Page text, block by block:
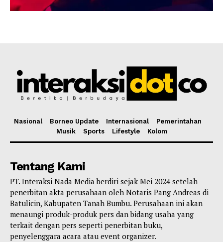
Nasional Borneo Update Internasional
Pemerintahan
Musik
Sports Lifestyle Kolom
Tentang Kami
PT. Interaksi Nada Media berdiri sejak Mei 2024 setelah
penerbitan akta perusahaan oleh Notaris Pang Andreas di
Batulicin, Kabupaten Tanah Bumbu. Perusahaan ini akan
menaungi produk-produk pers dan bidang usaha yang
terkait dengan pers seperti penerbitan buku,
penyelenggara acara atau event organizer.